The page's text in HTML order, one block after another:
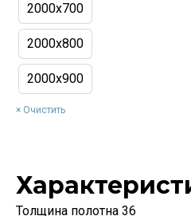
2000х700
2000х800
2000х900
Очистить
Толщина полотна 36